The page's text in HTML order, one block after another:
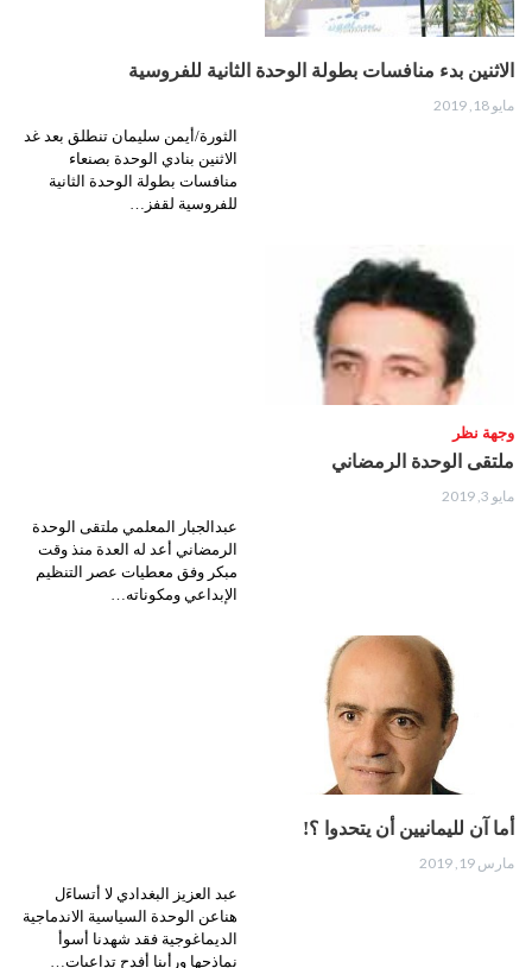
الاثنين بدء منافسات بطولة الوحدة الثانية للفروسية
مايو 18, 2019
الثورة/أيمن سليمان تنطلق بعد غد
الاثنين بنادي الوحدة بصنعاء
منافسات بطولة الوحدة الثانية
للفروسية لقفز…
وجهة نظر
ملتقى الوحدة الرمضاني
مايو 3, 2019
عبدالجبار المعلمي ملتقى الوحدة
الرمضاني أعد له العدة منذ وقت
مبكر وفق معطيات عصر التنظيم
الإبداعي ومكوناته…
أما آن لليمانيين أن يتحدوا ؟!
مارس 19, 2019
عبد العزيز البغدادي لا أتساءَل
هناعن الوحدة السياسية الاندماجية
الديماغوجية فقد شهدنا أسوأ
نماذجها ورأينا أفدح تداعيات…